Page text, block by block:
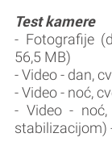
Test kamere
- Fotografije
56,5 MB)
- Video - dan,
- Video - noć,
- Video -
stabilizacijom)